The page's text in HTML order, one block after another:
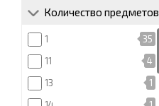
123
Количество предметов
1
35
11
4
13
1